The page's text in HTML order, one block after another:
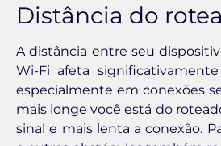
Distância do
A distância entre seu
Wi-Fi afeta
especialmente em conexões
mais longe você está do
sinal e mais lenta a conexão.